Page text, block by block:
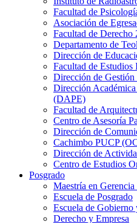
Facultad de
Asociación de
Facultad de Derecho
Departamento de
Dirección de
Facultad de
Dirección de
Dirección
(DAPE)
Facultad de
Centro de Asesoría
Dirección de
Cachimbo PUCP
Dirección de
Centro de Estudios
Posgrado
Maestría en Gerencia
Escuela de Posgrado
Escuela de
Derecho y Empresa